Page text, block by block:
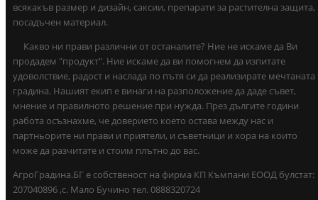
всякакъв размер и дизайн, саксии, препарати за растителна защита,
посадъчен материал.
Какво ни прави различни от останалите? Ние не искаме да Ви
продадем "продукт". Ние искаме да ви помогнем да изпитате
удоволствие, радост и наслада по пътя си да реализирате мечтаната
градина. Нашият екип е винаги на разположение да даде съвет,
мнение и правилното решение при нужда. През дългите години
работа осъзнахме, че доверието което остава между нас и
партньорите ни прави и приятели, и съветници и хора на които
може да разчитате и стоим плътно до вас.
АгроГрадина.БГ е собственост на фирма КП Къмпани ЕООД булстат:
207040896 ,с. Мало Бучино тел. 0888320724